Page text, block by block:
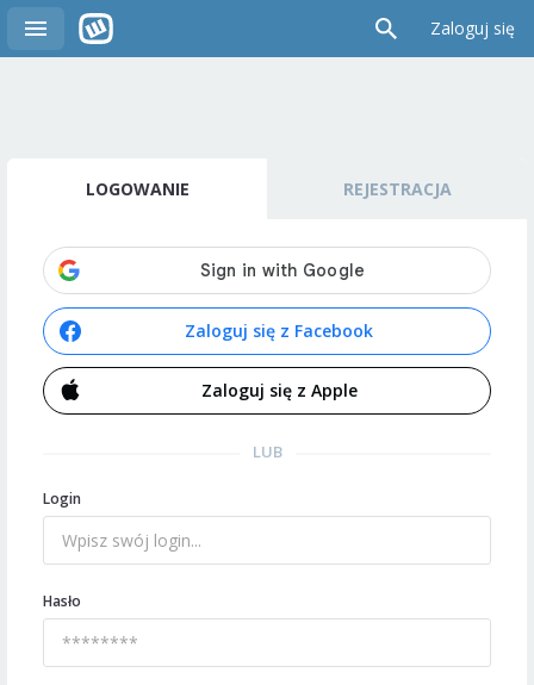
Zaloguj się
LOGOWANIE REJESTRACJA
Zaloguj się z Facebook
Zaloguj się z Apple
LUB
Login
Hasło